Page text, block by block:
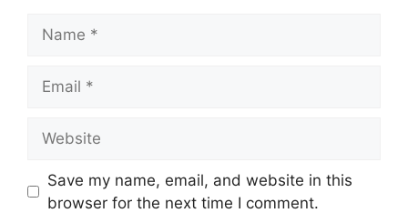
Save my name, email, and website in this
browser for the next time I comment.